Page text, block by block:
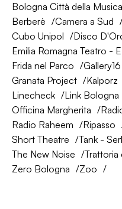
Bologna Città della
Berberè
Camera a Sud
Cubo Unipol
Disco
Emilia Romagna Teatro -
Frida nel Parco
Gallery16
Granata Project
Kalporz
Linecheck
Link Bologna
Officina Margherita
Radio Raheem
Ripasso
Short Theatre
Tank -
The New Noise
Trattoria
Zero Bologna
Zoo